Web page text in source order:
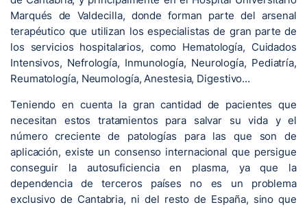
Marqués de Valdecilla, donde forman parte del arsenal
terapéutico que utilizan los especialistas de gran parte de
los servicios hospitalarios, como Hematología, Cuidados
Intensivos, Nefrología, Inmunología, Neurología, Pediatría,
Reumatología, Neumología, Anestesia, Digestivo…
Teniendo en cuenta la gran cantidad de pacientes que
necesitan estos tratamientos para salvar su vida y el
número creciente de patologías para las que son de
aplicación, existe un consenso internacional que persigue
conseguir la autosuficiencia en plasma, ya que la
dependencia de terceros países no es un problema
exclusivo de Cantabria, ni del resto de España, sino que